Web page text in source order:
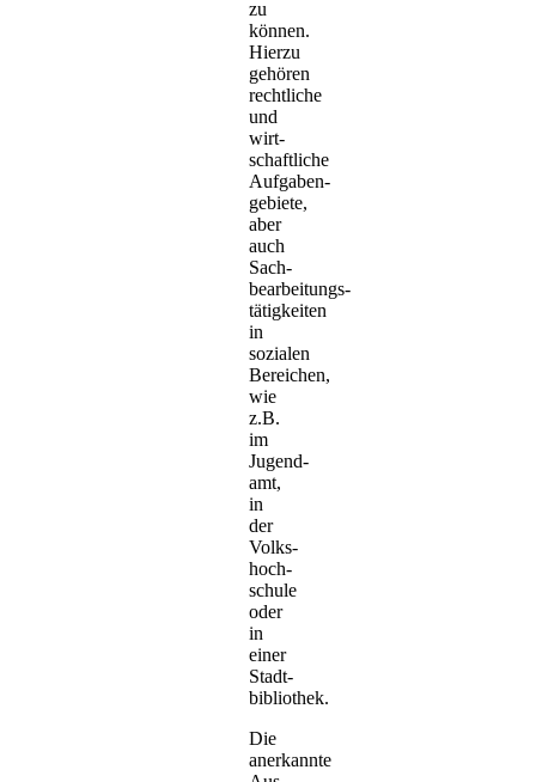
zu
können.
Hierzu
gehören
rechtliche
und
wirt­
schaftliche
Aufgaben­
gebiete,
aber
auch
Sach­
bearbeitungs­
tätigkeiten
in
sozialen
Bereichen,
wie
z.B.
im
Jugend­
amt,
in
der
Volks­
hoch­
schule
oder
in
einer
Stadt­
bibliothek.
Die
anerkannte